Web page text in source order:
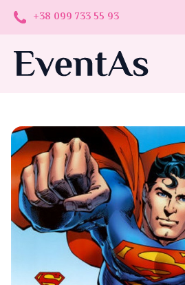
+38 099 733 55 93